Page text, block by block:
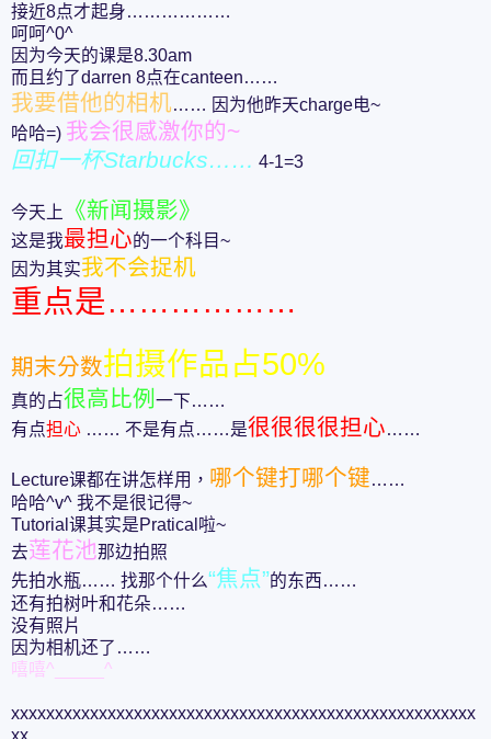
接近8点才起身………………
呵呵^0^
因为今天的课是8.30am
而且约了darren 8点在canteen……
我要借他的相机…… 因为他昨天charge电~
哈哈=) 我会很感激你的~
回扣一杯Starbucks…… 4-1=3
今天上 《新闻摄影》
这是我最担心的一个科目~
因为其实我不会捉机
重点是………………
期末分数拍摄作品占50%
真的占很高比例 一下……
有点担心 …… 不是有点……是很很很很担心……
Lecture课都在讲怎样用， 哪个键打哪个键……
哈哈^v^ 我不是很记得~
Tutorial课其实是Pratical啦~
去莲花池那边拍照
先拍水瓶…… 找那个什么“焦点”的东西……
还有拍树叶和花朵……
没有照片
因为相机还了……
嘻嘻^_____^
xxxxxxxxxxxxxxxxxxxxxxxxxxxxxxxxxxxxxxxxxxxxxxxxxxxxx
xx